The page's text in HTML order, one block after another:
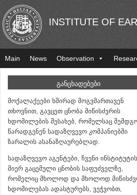
INSTITUTE OF
Main News Observation
ᲒᲐᲜᲪᲮᲐᲓᲔᲑᲔᲑᲘ
მოქალაქეები ხშირად მოგვმართავენ
თხოვნით, გავცეთ ცნობა მიწისძვრის
ხდომილების შესახებ, რომელსაც
წარადგენენ სადაზღვევო კომპანიებში
ზარალის ასანაზღაურებლად.
სადაზღვევო აგენტები, ჩვენი ინსტიტუტის
მიერ გაცემული ცნობის საფუძველზე,
რომელიც მხოლოდ და მხოლოდ
ხდომილებას ადასტურებს, ვეჭვობთ,